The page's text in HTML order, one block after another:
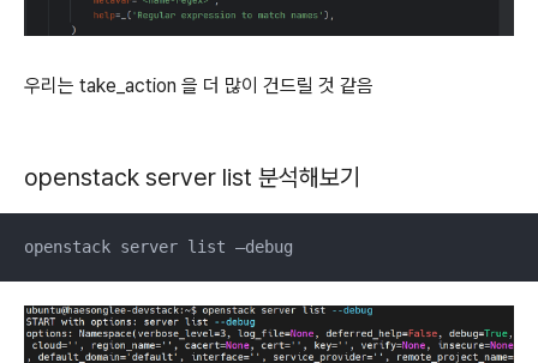
우리는 take_action 을 더 많이 건드릴 것 같음
openstack server list 분석해보기
openstack server list —debug